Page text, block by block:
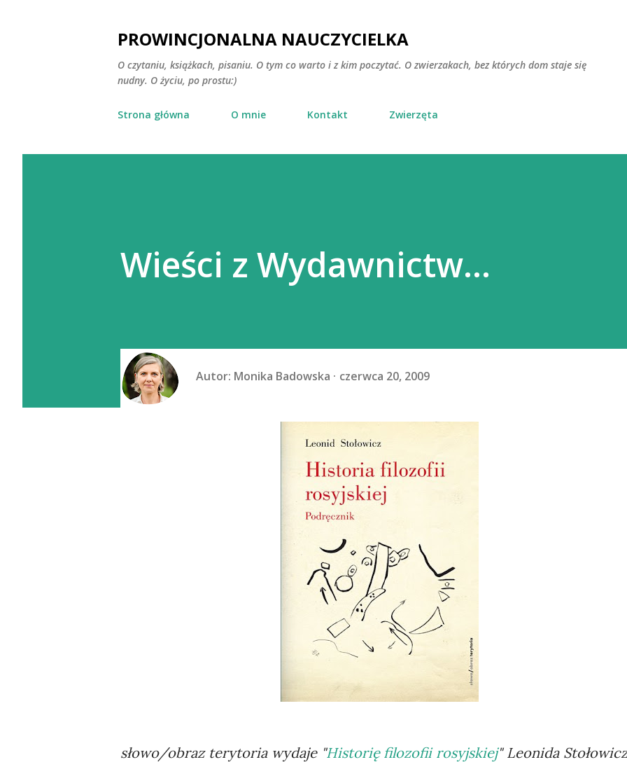
PROWINCJONALNA NAUCZYCIELKA
O czytaniu, książkach, pisaniu. O tym co warto i z kim poczytać. O zwierzakach, bez których dom staje się
nudny. O życiu, po prostu:)
Strona główna O mnie Kontakt Zwierzęta
Wieści z Wydawnictw...
Autor: Monika Badowska czerwca 20, 2009
słowo/obraz terytoria wydaje "Historię filozofii rosyjskiej" Leonida